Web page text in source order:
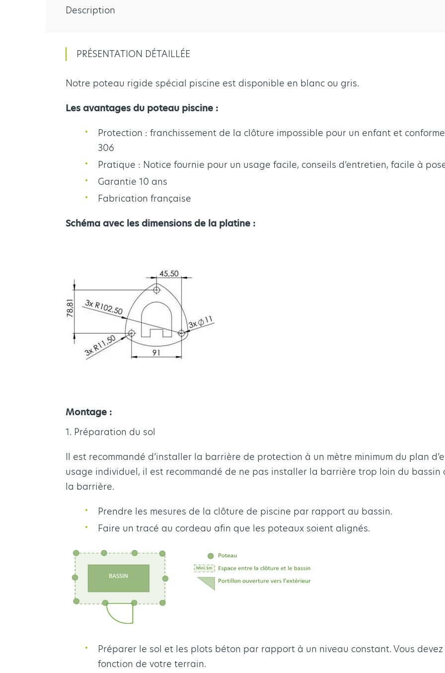
Description
PRÉSENTATION DÉTAILLÉE
Notre poteau rigide spécial piscine est disponible en blanc ou gris.
Les avantages du poteau piscine :
Protection : franchissement de la clôture impossible pour un enfant et
306
Pratique : Notice fournie pour un usage facile, conseils d’entretien, facile à
Garantie 10 ans
Fabrication française
Schéma avec les dimensions de la platine :
Montage :
1. Préparation du sol
Il est recommandé d’installer la barrière de protection à un mètre minimum du plan
usage individuel, il est recommandé de ne pas installer la barrière trop loin du bassin
la barrière.
Prendre les mesures de la clôture de piscine par rapport au bassin.
Faire un tracé au cordeau afin que les poteaux soient alignés.
Préparer le sol et les plots béton par rapport à un niveau constant. Vous
fonction de votre terrain.